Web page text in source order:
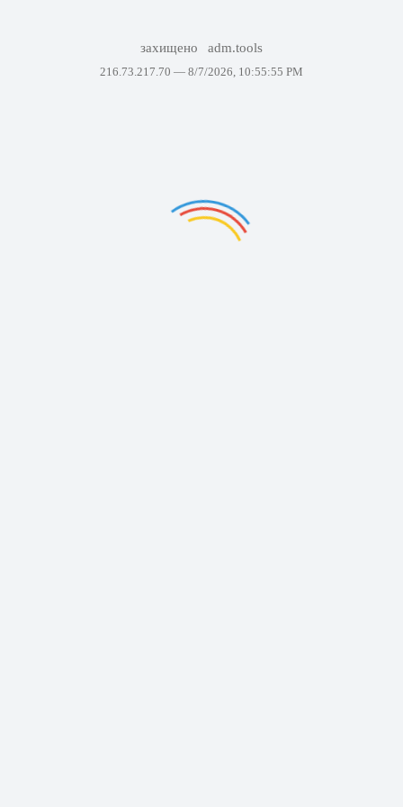
захищено adm.tools
216.73.217.70 — 8/7/2026, 10:55:55 PM